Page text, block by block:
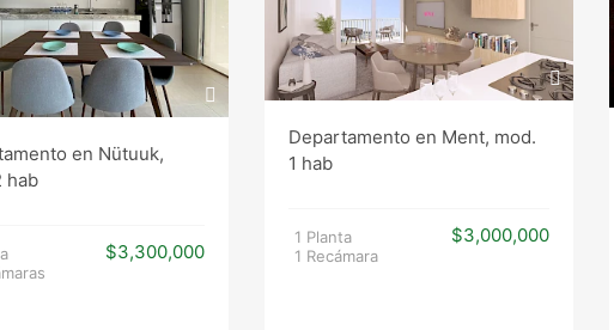
en Nütuuk,
hab
$3,300,000
Departamento en Ment, mod.
1 hab
1 Planta
1 Recámara
$3,000,000